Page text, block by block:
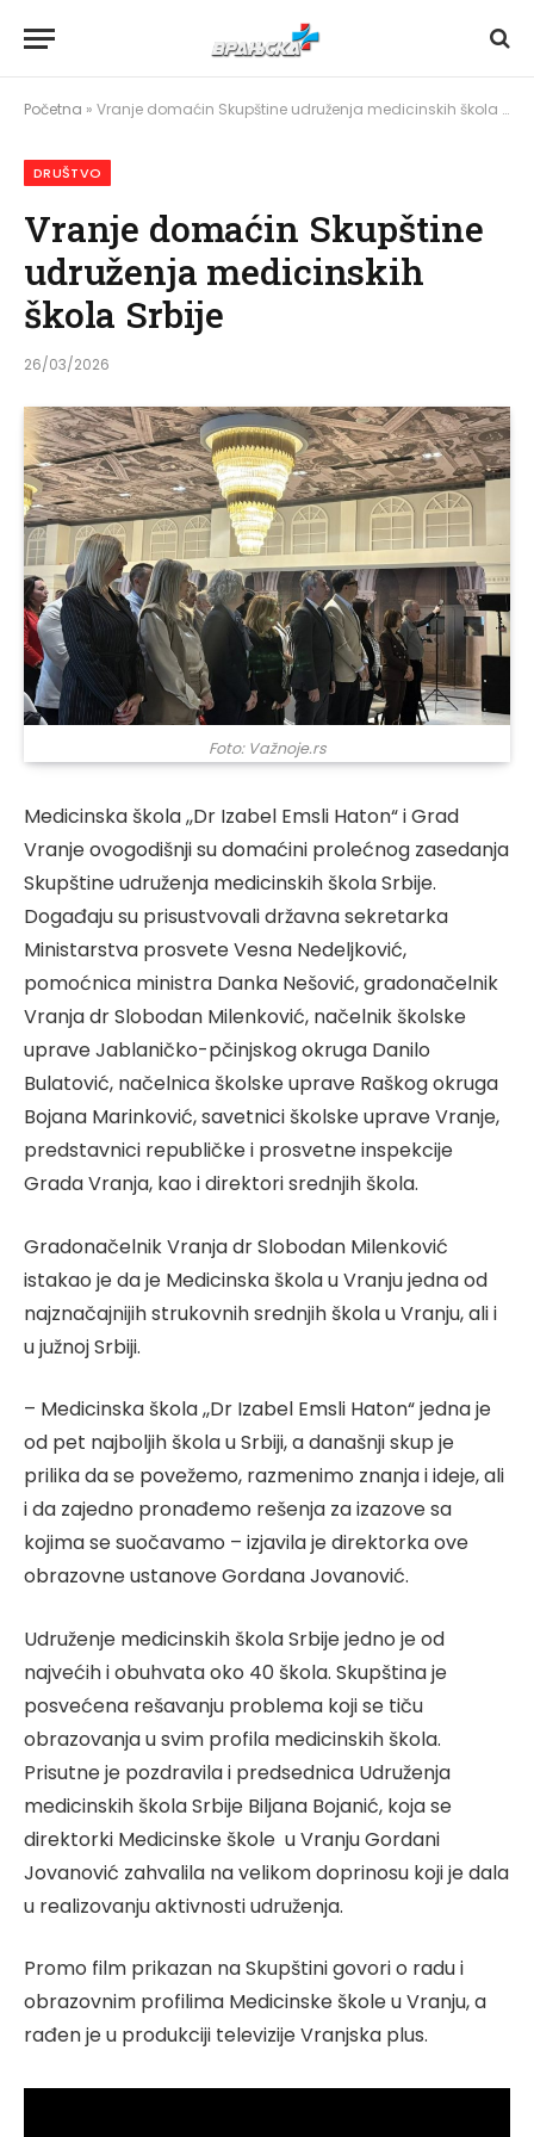
Početna » Vranje domaćin Skupštine udruženja medicinskih škola Srbije
DRUŠTVO
Vranje domaćin Skupštine
udruženja medicinskih
škola Srbije
26/03/2026
Foto: Važnoje.rs
Medicinska škola ,,Dr Izabel Emsli Haton“ i Grad
Vranje ovogodišnji su domaćini prolećnog zasedanja
Skupštine udruženja medicinskih škola Srbije.
Događaju su prisustvovali državna sekretarka
Ministarstva prosvete Vesna Nedeljković,
pomoćnica ministra Danka Nešović, gradonačelnik
Vranja dr Slobodan Milenković, načelnik školske
uprave Jablaničko-pčinjskog okruga Danilo
Bulatović, načelnica školske uprave Raškog okruga
Bojana Marinković, savetnici školske uprave Vranje,
predstavnici republičke i prosvetne inspekcije
Grada Vranja, kao i direktori srednjih škola.
Gradonačelnik Vranja dr Slobodan Milenković
istakao je da je Medicinska škola u Vranju jedna od
najznačajnijih strukovnih srednjih škola u Vranju, ali i
u južnoj Srbiji.
– Medicinska škola ,,Dr Izabel Emsli Haton“ jedna je
od pet najboljih škola u Srbiji, a današnji skup je
prilika da se povežemo, razmenimo znanja i ideje, ali
i da zajedno pronađemo rešenja za izazove sa
kojima se suočavamo – izjavila je direktorka ove
obrazovne ustanove Gordana Jovanović.
Udruženje medicinskih škola Srbije jedno je od
najvećih i obuhvata oko 40 škola. Skupština je
posvećena rešavanju problema koji se tiču
obrazovanja u svim profila medicinskih škola.
Prisutne je pozdravila i predsednica Udruženja
medicinskih škola Srbije Biljana Bojanić, koja se
direktorki Medicinske škole u Vranju Gordani
Jovanović zahvalila na velikom doprinosu koji je dala
u realizovanju aktivnosti udruženja.
Promo film prikazan na Skupštini govori o radu i
obrazovnim profilima Medicinske škole u Vranju, a
rađen je u produkciji televizije Vranjska plus.